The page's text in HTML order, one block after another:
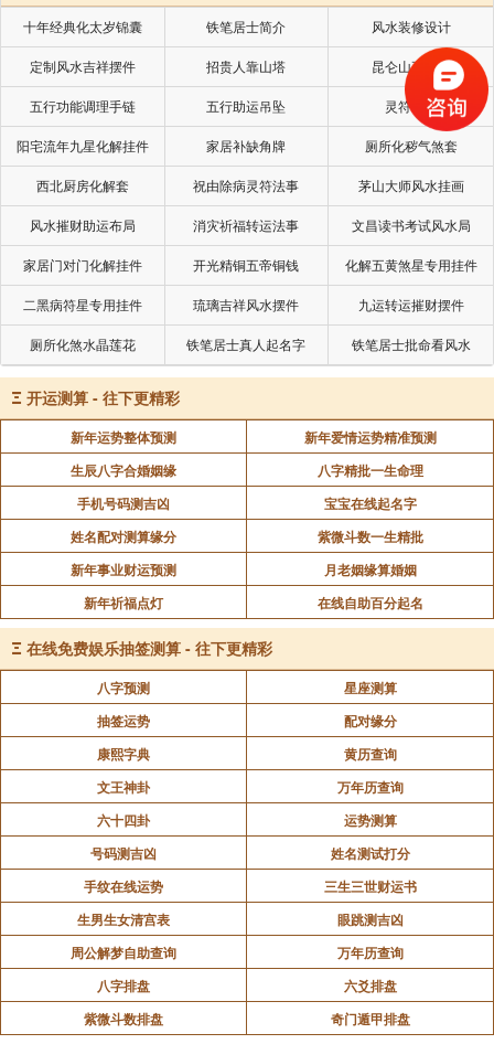
十年经典化太岁锦囊 铁笔居士简介 风水装修设计
定制风水吉祥摆件 招贵人靠山塔 昆仑山五色土
五行功能调理手链 五行助运吊坠 灵符符咒
阳宅流年九星化解挂件 家居补缺角牌 厕所化秽气煞套
西北厨房化解套 祝由除病灵符法事 茅山大师风水挂画
风水摧财助运布局 消灾祈福转运法事 文昌读书考试风水局
家居门对门化解挂件 开光精铜五帝铜钱 化解五黄煞星专用挂件
二黑病符星专用挂件 琉璃吉祥风水摆件 九运转运摧财摆件
厕所化煞水晶莲花 铁笔居士真人起名字 铁笔居士批命看风水
Ξ 开运测算 - 往下更精彩
新年运势整体预测
新年爱情运势精准预测
生辰八字合婚姻缘
八字精批一生命理
手机号码测吉凶
宝宝在线起名字
姓名配对测算缘分
紫微斗数一生精批
新年事业财运预测
月老姻缘算婚姻
新年祈福点灯
在线自助百分起名
Ξ 在线免费娱乐抽签测算 - 往下更精彩
八字预测
星座测算
抽签运势
配对缘分
康熙字典
黄历查询
文王神卦
万年历查询
六十四卦
运势测算
号码测吉凶
姓名测试打分
手纹在线运势
三生三世财运书
生男生女清宫表
眼跳测吉凶
周公解梦自助查询
万年历查询
八字排盘
六爻排盘
紫微斗数排盘
奇门遁甲排盘